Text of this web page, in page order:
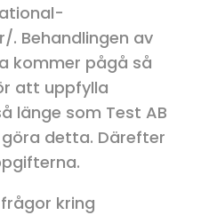
Behandlingen av
kommer pågå så
att uppfylla
länge som Test AB
detta. Därefter
kring